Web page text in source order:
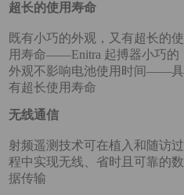
超长的使用寿命
既有小巧的外观，又有超长的使
用寿命——Enitra 起搏器小巧的
外观不影响电池使用时间——具
有超长使用寿命
无线通信
射频遥测技术可在植入和随访过
程中实现无线、省时且可靠的数
据传输